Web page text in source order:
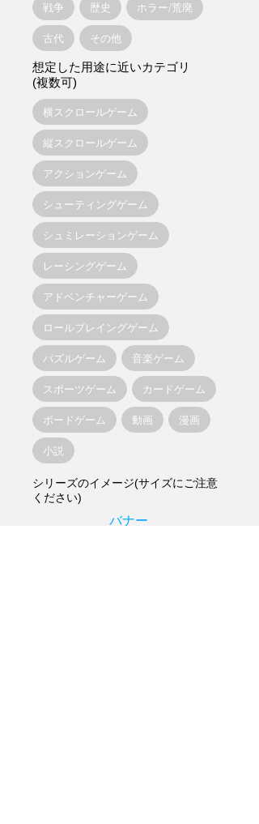
戦争 歴史 ホラー/荒廃
古代 その他
想定した用途に近いカテゴリ
(複数可)
横スクロールゲーム
縦スクロールゲーム
アクションゲーム
シューティングゲーム
シュミレーションゲーム
レーシングゲーム
アドベンチャーゲーム
ロールプレイングゲーム
パズルゲーム 音楽ゲーム
スポーツゲーム カードゲーム
ボードゲーム 動画 漫画
小説
シリーズのイメージ(サイズにご注意
ください)
バナー